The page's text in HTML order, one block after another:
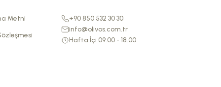
Metni
+90 850 532 30 30
info@olivos.com.tr
Hafta İçi 09.00 - 18.00